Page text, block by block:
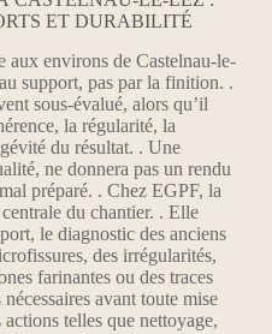
ET DURABILITÉ
aux environs de Castelnau-le-
support, pas par la finition. .
sous‑évalué, alors qu’il
la régularité, la
du résultat. . Une
ne donnera pas un rendu
préparé. . Chez EGPF, la
du chantier. . Elle
le diagnostic des anciens
des irrégularités,
farinantes ou des traces
avant toute mise
telles que nettoyage,